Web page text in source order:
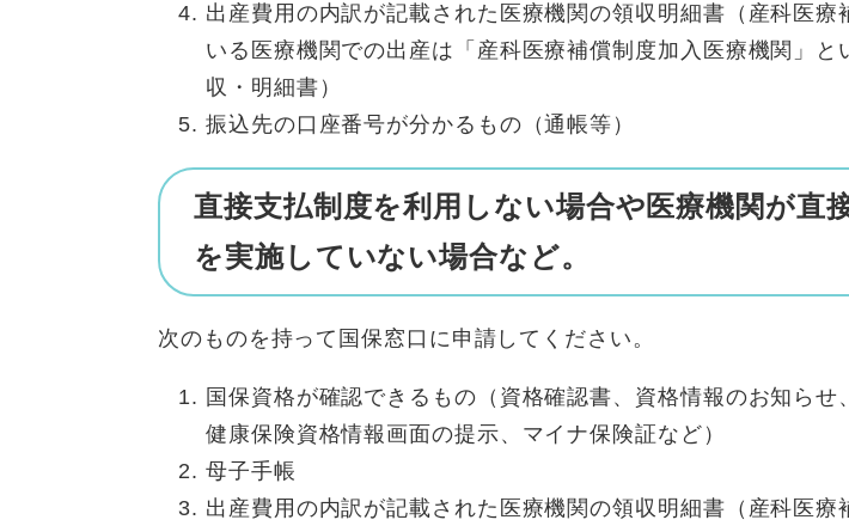
出産費用の内訳が記載された医療機関の領収明細書（産科医療
いる医療機関での出産は「産科医療補償制度加入医療機関」と
収・明細書）
振込先の口座番号が分かるもの（通帳等）
直接支払制度を利用しない場合や医療機関が直
を実施していない場合など。
次のものを持って国保窓口に申請してください。
国保資格が確認できるもの（資格確認書、資格情報のお知らせ
健康保険資格情報画面の提示、マイナ保険証など）
母子手帳
出産費用の内訳が記載された医療機関の領収明細書（産科医療